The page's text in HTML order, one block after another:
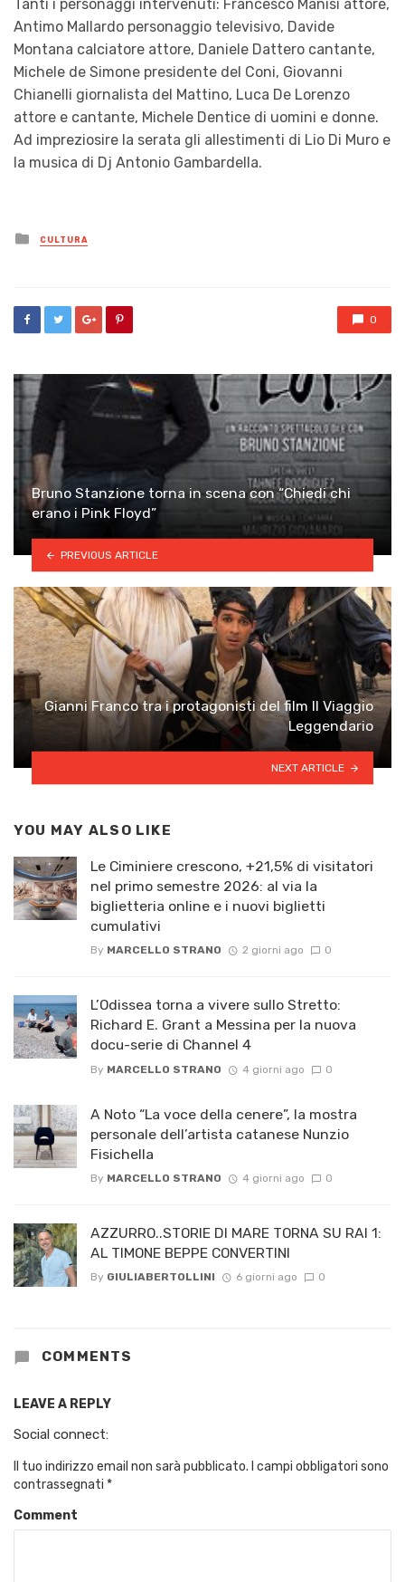
Tanti i personaggi intervenuti: Francesco Mànisi attore,
Antimo Mallardo personaggio televisivo, Davide
Montana calciatore attore, Daniele Dattero cantante,
Michele de Simone presidente del Coni, Giovanni
Chianelli giornalista del Mattino, Luca De Lorenzo
attore e cantante, Michele Dentice di uomini e donne.
Ad impreziosire la serata gli allestimenti di Lio Di Muro e
la musica di Dj Antonio Gambardella.
Posted
in
CULTURA
0
Bruno Stanzione torna in scena con “Chiedi chi
erano i Pink Floyd”
PREVIOUS ARTICLE
Gianni Franco tra i protagonisti del film Il Viaggio
Leggendario
NEXT ARTICLE
YOU MAY ALSO LIKE
Le Ciminiere crescono, +21,5% di visitatori
nel primo semestre 2026: al via la
biglietteria online e i nuovi biglietti
cumulativi
By MARCELLO STRANO 2 giorni ago 0
L’Odissea torna a vivere sullo Stretto:
Richard E. Grant a Messina per la nuova
docu-serie di Channel 4
By MARCELLO STRANO 4 giorni ago 0
A Noto “La voce della cenere”, la mostra
personale dell’artista catanese Nunzio
Fisichella
By MARCELLO STRANO 4 giorni ago 0
AZZURRO..STORIE DI MARE TORNA SU RAI 1:
AL TIMONE BEPPE CONVERTINI
By GIULIABERTOLLINI 6 giorni ago 0
COMMENTS
LEAVE A REPLY
Social connect:
Il tuo indirizzo email non sarà pubblicato. I campi obbligatori sono
contrassegnati *
Comment